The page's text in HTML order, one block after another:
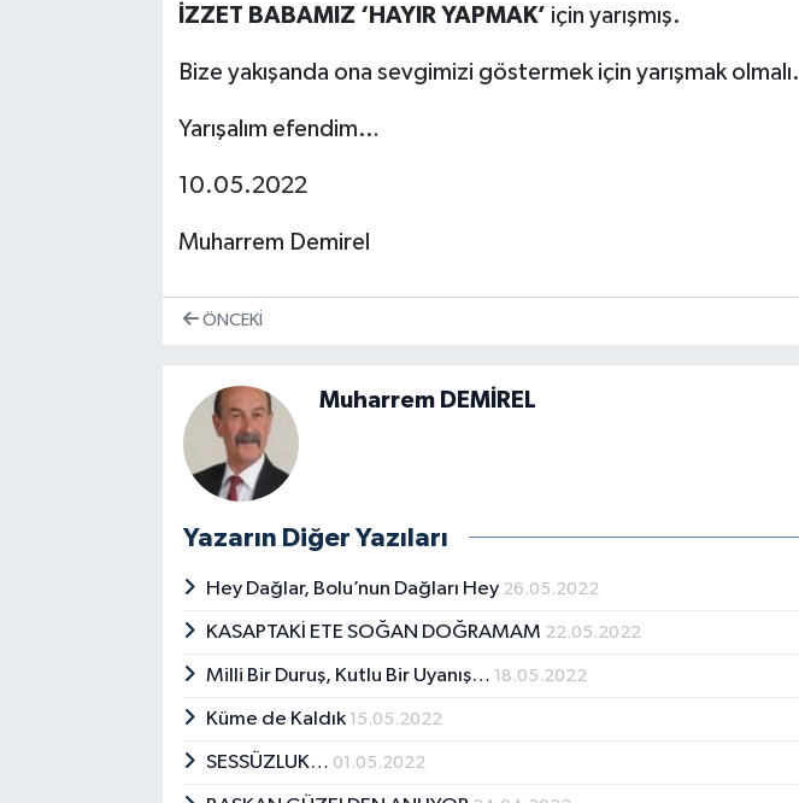
İZZET BABAMIZ ‘HAYIR YAPMAK’ için yarışmış.
Bize yakışanda ona sevgimizi göstermek için yarışmak olmalı.
Yarışalım efendim…
10.05.2022
Muharrem Demirel
ÖNCEKI
Muharrem DEMİREL
Yazarın Diğer Yazıları
Hey Dağlar, Bolu’nun Dağları Hey 26.05.2022
KASAPTAKİ ETE SOĞAN DOĞRAMAM 22.05.2022
Milli Bir Duruş, Kutlu Bir Uyanış… 18.05.2022
Küme de Kaldık 15.05.2022
SESSÜZLUK… 01.05.2022